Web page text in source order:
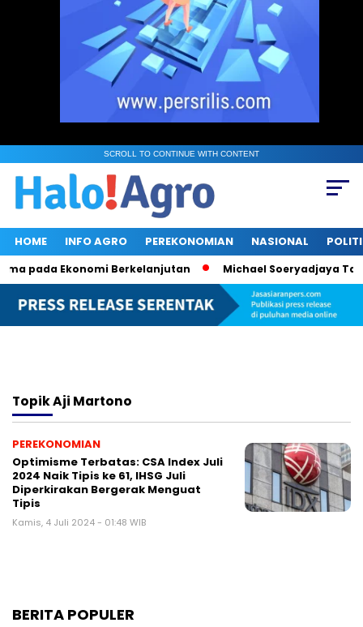
SCROLL TO CONTINUE WITH CONTENT
HOME INFO AGRO PEREKONOMIAN NASIONAL
pada Ekonomi Berkelanjutan Michael Soeryadjaya
TopikAji Martono
PEREKONOMIAN
Optimisme Terbatas: CSA Index Juli
2024 Naik Tipis ke 61, IHSG Juli
Diperkirakan Bergerak Menguat
Tipis
Kamis, 4 Juli 2024 - 01:48 WIB
BERITA POPULER